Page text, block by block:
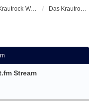
Krautrock-World Webradio Das Krautrock Radio
Stream